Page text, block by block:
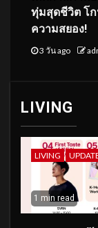
ทุ่มสุดชีวิต โ
ความสยอง!
3 วัน ago
LIVING
LIVING
1 min read